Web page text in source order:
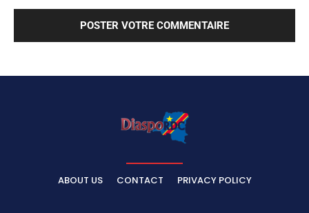
ABOUT US CONTACT PRIVACY POLICY